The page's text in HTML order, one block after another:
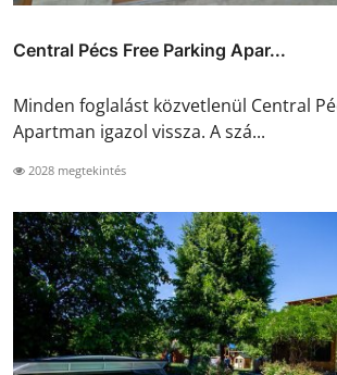
Central Pécs Free Parking Apar...
Minden foglalást közvetlenül Central
Apartman igazol vissza. A szá...
2028 megtekintés